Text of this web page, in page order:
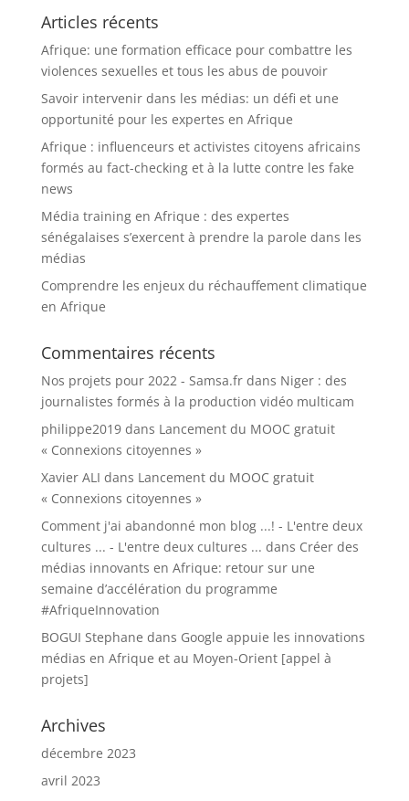
Articles récents
Afrique: une formation efficace pour combattre les
violences sexuelles et tous les abus de pouvoir
Savoir intervenir dans les médias: un défi et une
opportunité pour les expertes en Afrique
Afrique : influenceurs et activistes citoyens africains
formés au fact-checking et à la lutte contre les fake
news
Média training en Afrique : des expertes
sénégalaises s’exercent à prendre la parole dans les
médias
Comprendre les enjeux du réchauffement climatique
en Afrique
Commentaires récents
Nos projets pour 2022 - Samsa.frdans Niger : des
journalistes formés à la production vidéo multicam
philippe2019dans Lancement du MOOC gratuit
« Connexions citoyennes »
Xavier ALI dans Lancement du MOOC gratuit
« Connexions citoyennes »
Comment j'ai abandonné mon blog ...! - L'entre deux
cultures ... - L'entre deux cultures ... dans Créer des
médias innovants en Afrique: retour sur une
semaine d’accélération du programme
#AfriqueInnovation
BOGUI Stephane dans Google appuie les innovations
médias en Afrique et au Moyen-Orient [appel à
projets]
Archives
décembre 2023
avril 2023